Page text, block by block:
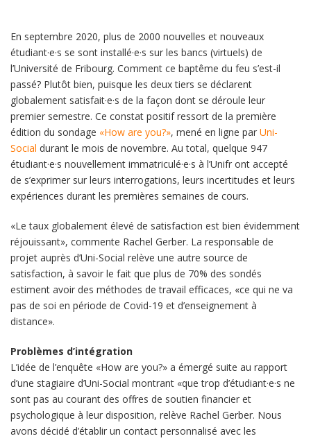
En septembre 2020, plus de 2000 nouvelles et nouveaux
étudiant·e·s se sont installé·e·s sur les bancs (virtuels) de
l’Université de Fribourg. Comment ce baptême du feu s’est-il
passé? Plutôt bien, puisque les deux tiers se déclarent
globalement satisfait·e·s de la façon dont se déroule leur
premier semestre. Ce constat positif ressort de la première
édition du sondage «How are you?», mené en ligne par Uni-
Social durant le mois de novembre. Au total, quelque 947
étudiant·e·s nouvellement immatriculé·e·s à l’Unifr ont accepté
de s’exprimer sur leurs interrogations, leurs incertitudes et leurs
expériences durant les premières semaines de cours.
«Le taux globalement élevé de satisfaction est bien évidemment
réjouissant», commente Rachel Gerber. La responsable de
projet auprès d’Uni-Social relève une autre source de
satisfaction, à savoir le fait que plus de 70% des sondés
estiment avoir des méthodes de travail efficaces, «ce qui ne va
pas de soi en période de Covid-19 et d’enseignement à
distance».
Problèmes d’intégration
L’idée de l’enquête «How are you?» a émergé suite au rapport
d’une stagiaire d’Uni-Social montrant «que trop d’étudiant·e·s ne
sont pas au courant des offres de soutien financier et
psychologique à leur disposition, relève Rachel Gerber. Nous
avons décidé d’établir un contact personnalisé avec les